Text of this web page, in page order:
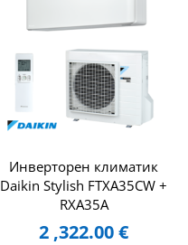
Инверторен климатик
Daikin Stylish FTXA35CW +
RXA35A
2 ,322.00€